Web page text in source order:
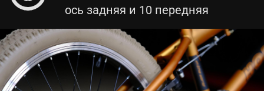
ось задняя и 10 передняя